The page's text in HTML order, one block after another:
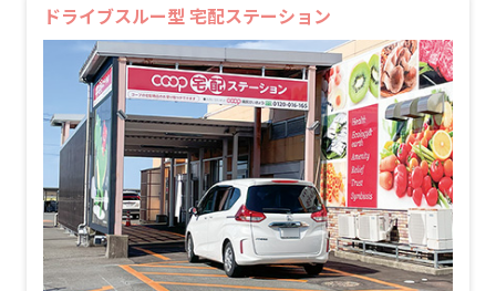
ドライブスルー型 宅配ステーション